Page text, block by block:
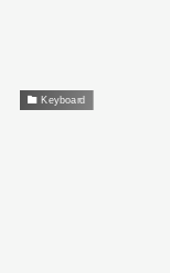
Keyboard